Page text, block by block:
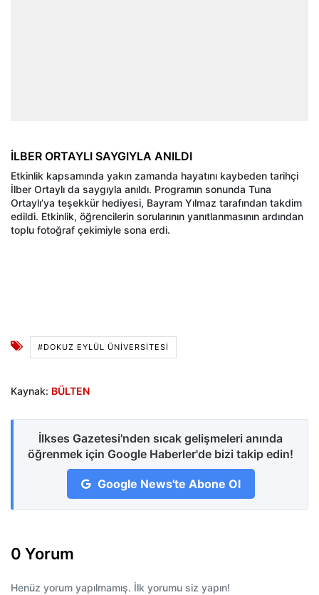
İLBER ORTAYLI SAYGIYLA ANILDI
Etkinlik kapsamında yakın zamanda hayatını kaybeden tarihçi
İlber Ortaylı da saygıyla anıldı. Programın sonunda Tuna
Ortaylı’ya teşekkür hediyesi, Bayram Yılmaz tarafından takdim
edildi. Etkinlik, öğrencilerin sorularının yanıtlanmasının ardından
toplu fotoğraf çekimiyle sona erdi.
#DOKUZ EYLÜL ÜNİVERSİTESİ
Kaynak: BÜLTEN
İlkses Gazetesi'nden sıcak gelişmeleri anında
öğrenmek için Google Haberler'de bizi takip edin!
Google News'te Abone Ol
0 Yorum
Henüz yorum yapılmamış. İlk yorumu siz yapın!